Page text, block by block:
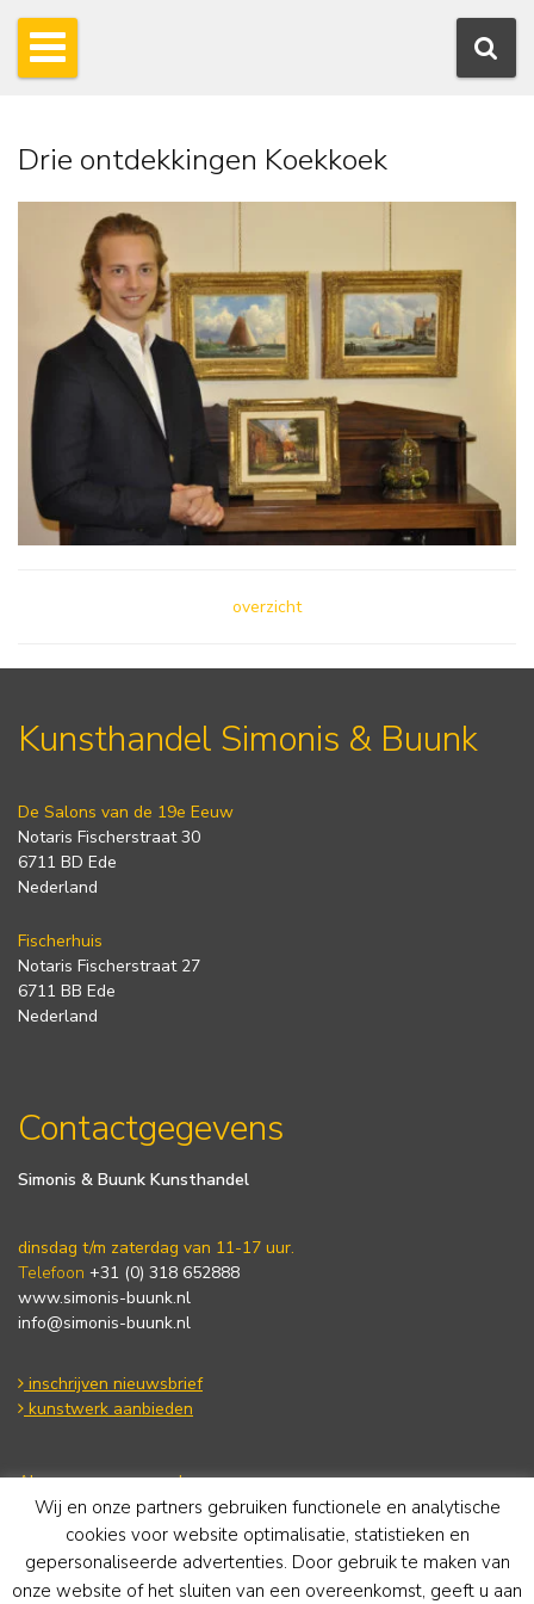
Drie ontdekkingen Koekkoek
overzicht
Kunsthandel Simonis & Buunk
De Salons van de 19e Eeuw
Notaris Fischerstraat 30
6711 BD Ede
Nederland
Fischerhuis
Notaris Fischerstraat 27
6711 BB Ede
Nederland
Contactgegevens
Simonis & Buunk Kunsthandel
dinsdag t/m zaterdag van 11-17 uur.
Telefoon +31 (0) 318 652888
www.simonis-buunk.nl
info@simonis-buunk.nl
inschrijven nieuwsbrief
kunstwerk aanbieden
Algemene voorwaarden
Privacy statement
Cookie Policy
Disclaimer
Wij en onze partners gebruiken functionele en analytische
cookies voor website optimalisatie, statistieken en
gepersonaliseerde advertenties. Door gebruik te maken van
onze website of het sluiten van een overeenkomst, geeft u aan